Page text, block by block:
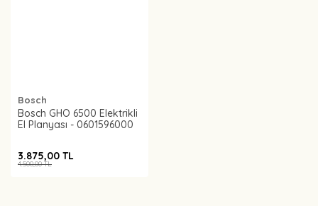
Bosch
Bosch GHO 6500 Elektrikli
El Planyası - 0601596000
3.875,00 TL
4.500,00 TL